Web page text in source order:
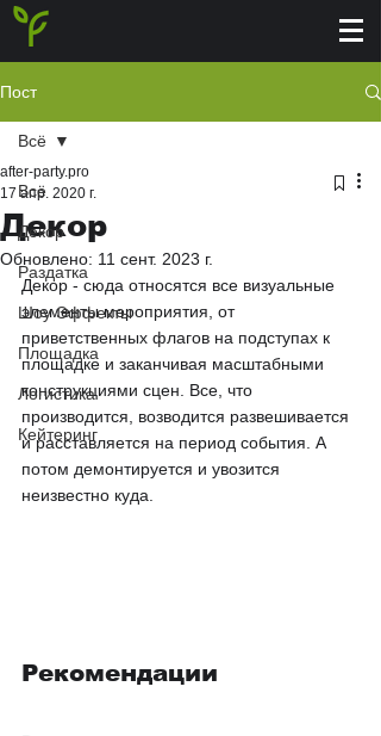
Пост
Всё
Декор
Раздатка
Шоу Эффекты
Площадка
Логистика
Кейтеринг
Всё
Декор
after-party.pro
17 апр. 2020 г.
Обновлено: 11 сент. 2023 г.
Декор - сюда относятся все визуальные
элементы мероприятия, от
приветственных флагов на подступах к
площадке и заканчивая масштабными
конструкциями сцен. Все, что
производится, возводится развешивается
и расставляется на период события. А
потом демонтируется и увозится
неизвестно куда.
Рекомендации